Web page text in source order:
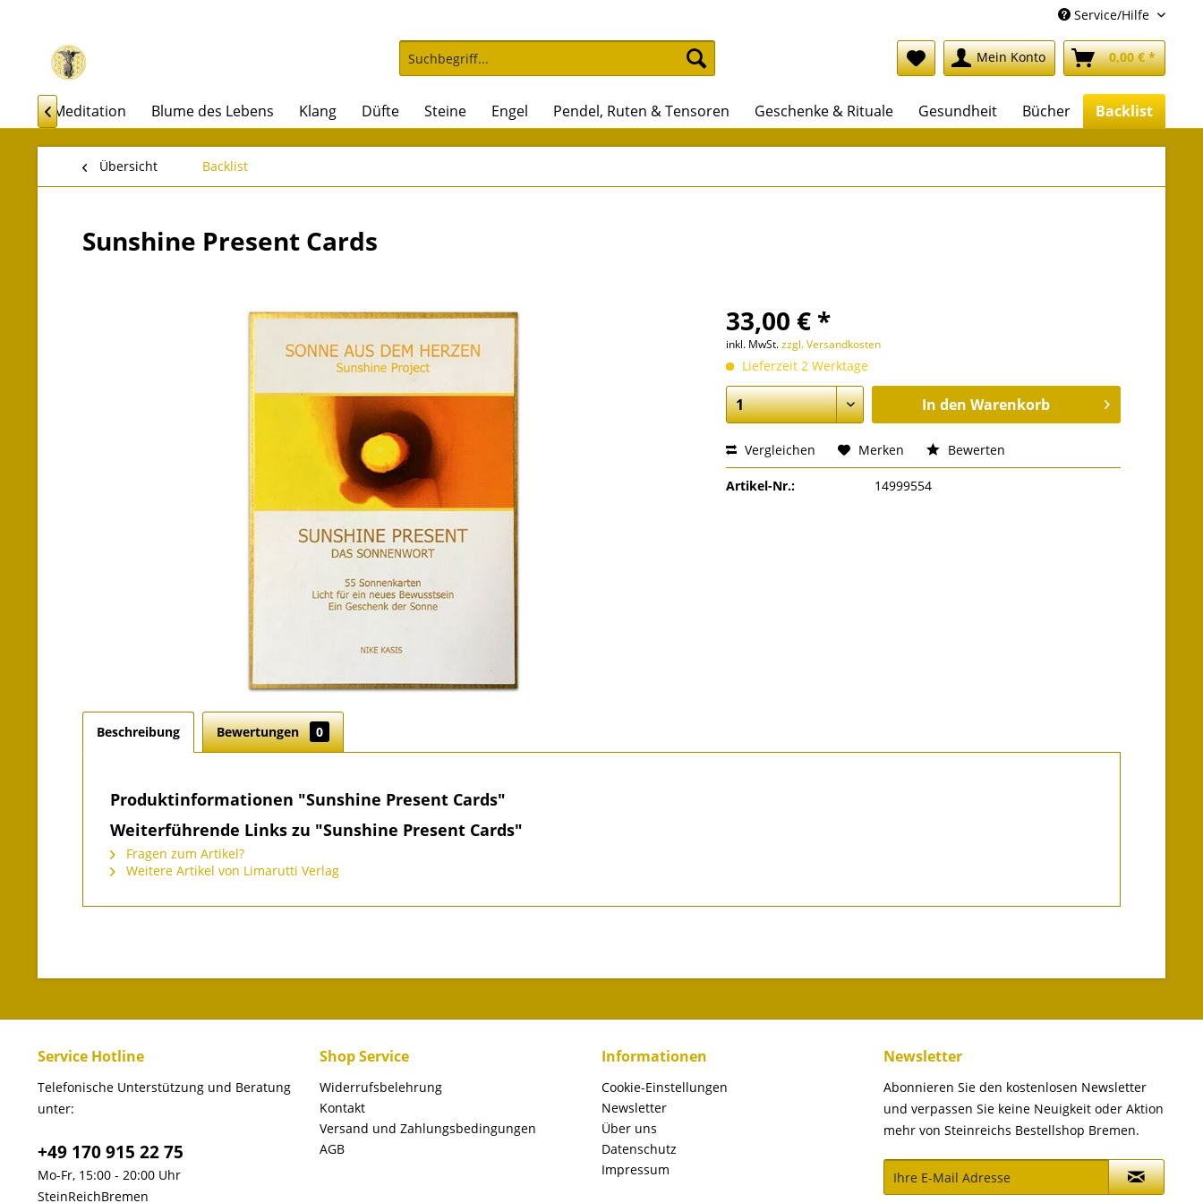
Service/Hilfe
Mein Konto 0,00 € *
Meditation Blume des Lebens Klang Düfte Steine Engel Pendel, Ruten & Tensoren Geschenke & Rituale Gesundheit Bücher Backlist

Übersicht Backlist
Sunshine Present Cards
33,00 € *
inkl. MwSt.zzgl. Versandkosten
Lieferzeit 2 Werktage
In den Warenkorb
Vergleichen Merken Bewerten
Artikel-Nr.: 14999554
Beschreibung Bewertungen 0
Produktinformationen "Sunshine Present Cards"
Weiterführende Links zu "Sunshine Present Cards"
Fragen zum Artikel?
Weitere Artikel von Limarutti Verlag
Service Hotline
Telefonische Unterstützung und Beratung
unter:
+49 170 915 22 75
Mo-Fr, 15:00 - 20:00 Uhr
SteinReichBremen
Shop Service
Widerrufsbelehrung
Kontakt
Versand und Zahlungsbedingungen
AGB
Informationen
Cookie-Einstellungen
Newsletter
Über uns
Datenschutz
Impressum
Newsletter
Abonnieren Sie den kostenlosen Newsletter
und verpassen Sie keine Neuigkeit oder Aktion
mehr von Steinreichs Bestellshop Bremen.